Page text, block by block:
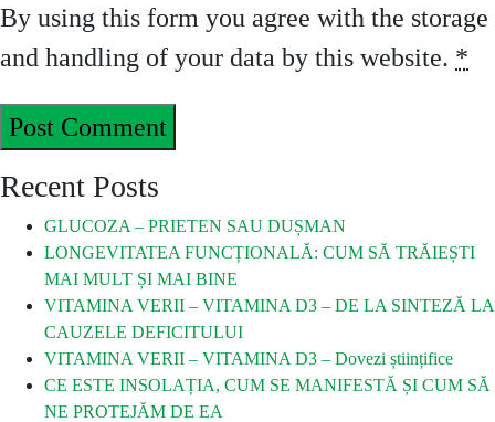
By using this form you agree with the storage
and handling of your data by this website. *
Recent Posts
GLUCOZA – PRIETEN SAU DUȘMAN
LONGEVITATEA FUNCȚIONALĂ: CUM SĂ TRĂIEȘTI
MAI MULT ȘI MAI BINE
VITAMINA VERII – VITAMINA D3 – DE LA SINTEZĂ LA
CAUZELE DEFICITULUI
VITAMINA VERII – VITAMINA D3 – Dovezi științifice
CE ESTE INSOLAȚIA, CUM SE MANIFESTĂ ȘI CUM SĂ
NE PROTEJĂM DE EA